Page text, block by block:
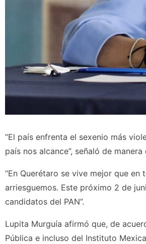
“El país enfrenta el sexenio más
país nos alcance”, señaló de
“En Querétaro se vive mejor que
arriesguemos. Este próximo 2 de
candidatos del PAN”.
Lupita Murguía afirmó que, de
Pública e incluso del Instituto